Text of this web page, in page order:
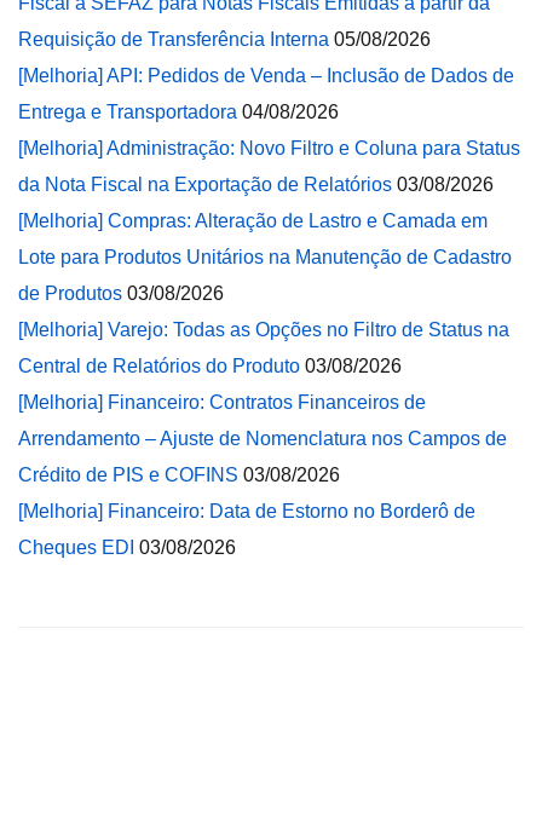
Requisição de Transferência Interna 05/08/2026
[Melhoria] API: Pedidos de Venda – Inclusão de Dados de
Entrega e Transportadora 04/08/2026
[Melhoria] Administração: Novo Filtro e Coluna para Status
da Nota Fiscal na Exportação de Relatórios 03/08/2026
[Melhoria] Compras: Alteração de Lastro e Camada em
Lote para Produtos Unitários na Manutenção de Cadastro
de Produtos 03/08/2026
[Melhoria] Varejo: Todas as Opções no Filtro de Status na
Central de Relatórios do Produto 03/08/2026
[Melhoria] Financeiro: Contratos Financeiros de
Arrendamento – Ajuste de Nomenclatura nos Campos de
Crédito de PIS e COFINS 03/08/2026
[Melhoria] Financeiro: Data de Estorno no Borderô de
Cheques EDI 03/08/2026